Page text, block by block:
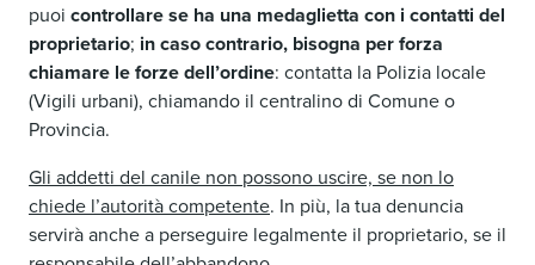
puoi controllare se ha una medaglietta con i contatti del
proprietario; in caso contrario, bisogna per forza
chiamare le forze dell’ordine: contatta la Polizia locale
(Vigili urbani), chiamando il centralino di Comune o
Provincia.
Gli addetti del canile non possono uscire, se non lo
chiede l’autorità competente. In più, la tua denuncia
servirà anche a perseguire legalmente il proprietario, se il